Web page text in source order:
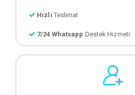
Hızlı Teslimat
7/24 Whatsapp